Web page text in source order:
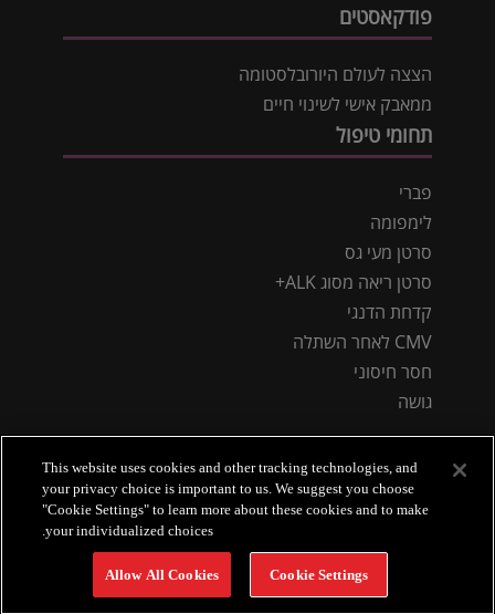
פודקאסטים
הצצה לעולם היורובלסטומה
ממאבק אישי לשינוי חיים
תחומי טיפול
פברי
לימפומה
סרטן מעי גס
סרטן ריאה מסוג ALK+
קדחת הדנגי
CMV לאחר השתלה
חסר חיסוני
גושה
מדיניות פרטיותתנאי שימושאודות טקדההצהרת נגישות
This website uses cookies and other tracking technologies, and
your privacy choice is important to us. We suggest you choose
"Cookie Settings" to learn more about these cookies and to make
your individualized choices.
Cookie Settings
Allow All Cookies